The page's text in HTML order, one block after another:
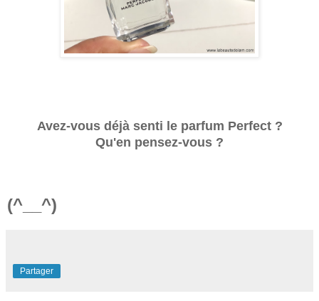
Avez-vous déjà senti le parfum Perfect ?
Qu'en pensez-vous ?
(^__^)
Partager